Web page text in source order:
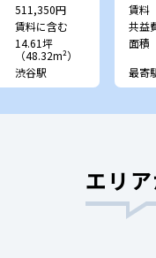
511,350円
賃料に含む
14.61坪
（48.32m²）
渋谷駅
賃料
共益
面積
最寄
エリ